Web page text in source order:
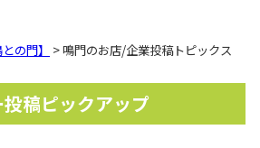
の門】 > 鳴門のお店/企業投稿トピックス
稿ピックアップ